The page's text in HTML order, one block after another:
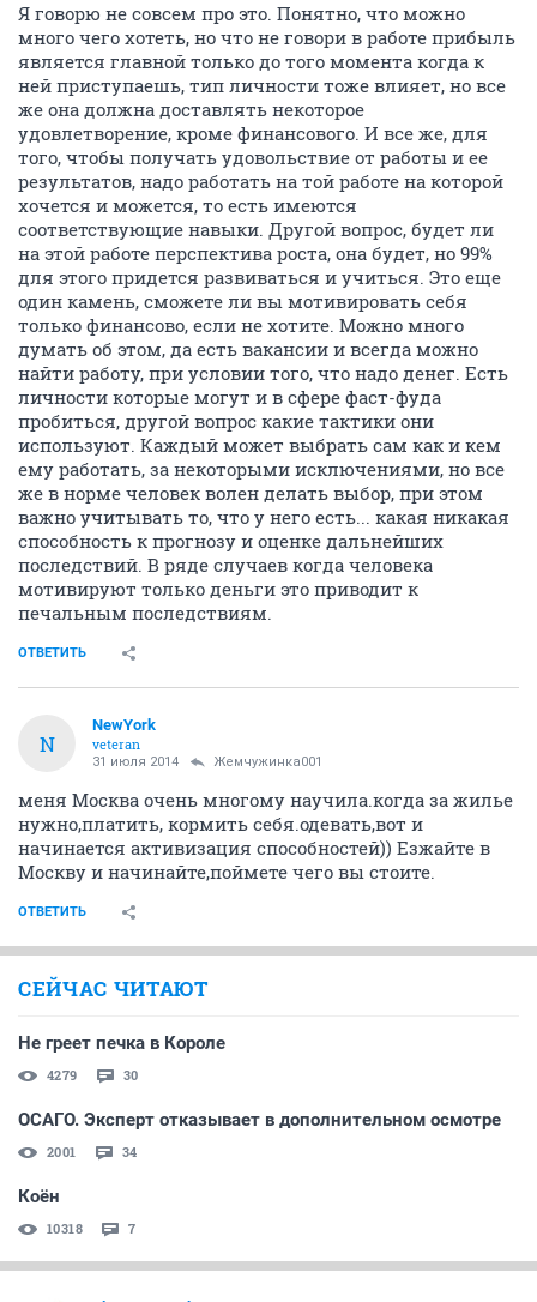
Я говорю не совсем про это. Понятно, что можно
много чего хотеть, но что не говори в работе прибыль
является главной только до того момента когда к
ней приступаешь, тип личности тоже влияет, но все
же она должна доставлять некоторое
удовлетворение, кроме финансового. И все же, для
того, чтобы получать удовольствие от работы и ее
результатов, надо работать на той работе на которой
хочется и можется, то есть имеются
соответствующие навыки. Другой вопрос, будет ли
на этой работе перспектива роста, она будет, но 99%
для этого придется развиваться и учиться. Это еще
один камень, сможете ли вы мотивировать себя
только финансово, если не хотите. Можно много
думать об этом, да есть вакансии и всегда можно
найти работу, при условии того, что надо денег. Есть
личности которые могут и в сфере фаст-фуда
пробиться, другой вопрос какие тактики они
используют. Каждый может выбрать сам как и кем
ему работать, за некоторыми исключениями, но все
же в норме человек волен делать выбор, при этом
важно учитывать то, что у него есть... какая никакая
способность к прогнозу и оценке дальнейших
последствий. В ряде случаев когда человека
мотивируют только деньги это приводит к
печальным последствиям.
ОТВЕТИТЬ
N
NewYоrk
veteran
31 июля 2014 Жемчужинка001
меня Москва очень многому научила.когда за жилье
нужно,платить, кормить себя.одевать,вот и
начинается активизация способностей)) Езжайте в
Москву и начинайте,поймете чего вы стоите.
ОТВЕТИТЬ
СЕЙЧАС ЧИТАЮТ
Не греет печка в Короле
4279 30
ОСАГО. Эксперт отказывает в дополнительном осмотре
2001 34
Коён
10318 7